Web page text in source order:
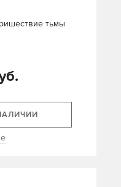
тьмы